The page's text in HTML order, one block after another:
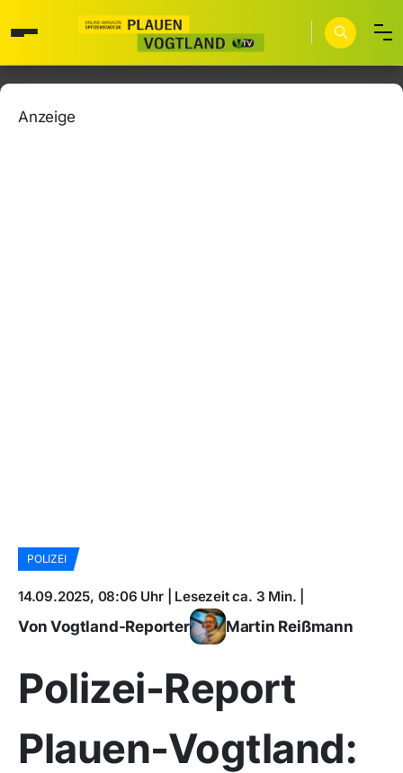
Anzeige
POLIZEI
14.09.2025, 08:06 Uhr | Lesezeit ca. 3 Min. |
Von Vogtland-Reporter Martin Reißmann
Polizei-Report
Plauen-Vogtland: